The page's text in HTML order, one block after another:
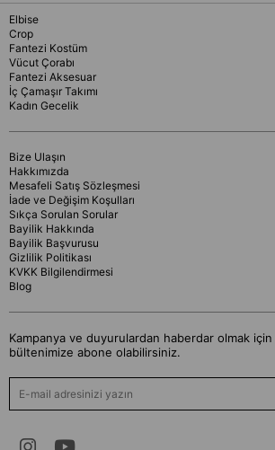
Elbise
Crop
Fantezi Kostüm
Vücut Çorabı
Fantezi Aksesuar
İç Çamaşır Takımı
Kadın Gecelik
Bize Ulaşın
Hakkımızda
Mesafeli Satış Sözleşmesi
İade ve Değişim Koşulları
Sıkça Sorulan Sorular
Bayilik Hakkında
Bayilik Başvurusu
Gizlilik Politikası
KVKK Bilgilendirmesi
Blog
Kampanya ve duyurulardan haberdar olmak
bültenimize abone olabilirsiniz.